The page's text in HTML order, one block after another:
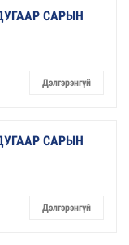
САРЫН
Дэлгэрэнгүй
САРЫН
Дэлгэрэнгүй